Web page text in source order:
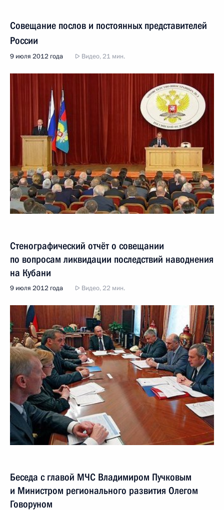
Совещание послов и постоянных представителей
России
9 июля 2012 года Видео, 21 мин.
Стенографический отчёт о совещании
по вопросам ликвидации последствий наводнения
на Кубани
9 июля 2012 года Видео, 22 мин.
Беседа с главой МЧС Владимиром Пучковым
и Министром регионального развития Олегом
Говоруном